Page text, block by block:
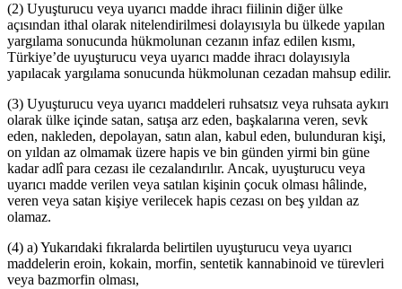
(2) Uyuşturucu veya uyarıcı madde ihracı fiilinin diğer ülke
açısından ithal olarak nitelendirilmesi dolayısıyla bu ülkede yapılan
yargılama sonucunda hükmolunan cezanın infaz edilen kısmı,
Türkiye’de uyuşturucu veya uyarıcı madde ihracı dolayısıyla
yapılacak yargılama sonucunda hükmolunan cezadan mahsup edilir.
(3) Uyuşturucu veya uyarıcı maddeleri ruhsatsız veya ruhsata aykırı
olarak ülke içinde satan, satışa arz eden, başkalarına veren, sevk
eden, nakleden, depolayan, satın alan, kabul eden, bulunduran kişi,
on yıldan az olmamak üzere hapis ve bin günden yirmi bin güne
kadar adlî para cezası ile cezalandırılır. Ancak, uyuşturucu veya
uyarıcı madde verilen veya satılan kişinin çocuk olması hâlinde,
veren veya satan kişiye verilecek hapis cezası on beş yıldan az
olamaz.
(4) a) Yukarıdaki fıkralarda belirtilen uyuşturucu veya uyarıcı
maddelerin eroin, kokain, morfin, sentetik kannabinoid ve türevleri
veya bazmorfin olması,